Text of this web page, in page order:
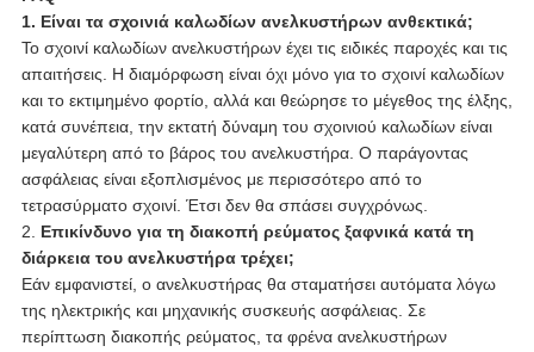
1. Είναι τα σχοινιά καλωδίων ανελκυστήρων ανθεκτικά;
Το σχοινί καλωδίων ανελκυστήρων έχει τις ειδικές παροχές και τις
απαιτήσεις. Η διαμόρφωση είναι όχι μόνο για το σχοινί καλωδίων
και το εκτιμημένο φορτίο, αλλά και θεώρησε το μέγεθος της έλξης,
κατά συνέπεια, την εκτατή δύναμη του σχοινιού καλωδίων είναι
μεγαλύτερη από το βάρος του ανελκυστήρα. Ο παράγοντας
ασφάλειας είναι εξοπλισμένος με περισσότερο από το
τετρασύρματο σχοινί. Έτσι δεν θα σπάσει συγχρόνως.
2. Επικίνδυνο για τη διακοπή ρεύματος ξαφνικά κατά τη
διάρκεια του ανελκυστήρα τρέχει;
Εάν εμφανιστεί, ο ανελκυστήρας θα σταματήσει αυτόματα λόγω
της ηλεκτρικής και μηχανικής συσκευής ασφάλειας. Σε
περίπτωση διακοπής ρεύματος, τα φρένα ανελκυστήρων